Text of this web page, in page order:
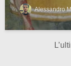
Alessandro